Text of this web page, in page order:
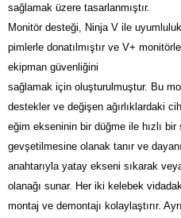
sağlamak üzere tasarlanmıştır.
Monitör desteği, Ninja V ile
pimlerle donatılmıştır ve V+
ekipman güvenliğini
sağlamak için oluşturulmuştur. Bu
destekler ve değişen ağırlıklardaki
eğim ekseninin bir düğme ile hızlı bir
gevşetilmesine olanak tanır ve
anahtarıyla yatay ekseni sıkarak
olanağı sunar. Her iki kelebek
montaj ve demontajı kolaylaştırır.